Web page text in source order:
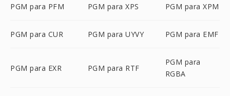
PGM para PFM PGM para XPS PGM para XPM
PGM para CUR PGM para UYVY PGM para EMF
PGM para EXR PGM para RTF
PGM para
RGBA